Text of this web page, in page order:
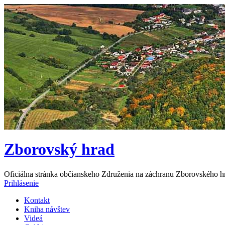
Zborovský hrad
Oficiálna stránka občianskeho Združenia na záchranu Zborovského
Prihlásenie
Kontakt
Kniha návštev
Videá